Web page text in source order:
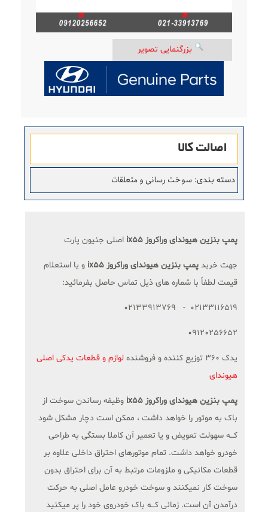
بزرگنمایی تصویر
اصالت کالا
دسته بندی: سوخت رسانی و متعلقات
پمپ بنزین هیوندای وراکروز ix55 اصلی جنیون پارت
جهت خرید پمپ بنزین هیوندای وراکروز ix55
و یا استعلام
قیمت لطفاً با شماره های ذیل تماس حاصل بفرمائید:
02133116519 - 02133913769
09120256652
یدک 360 توزیع کننده و فروشنده
لوازم و قطعات یدکی اصلی
هیوندای
پمپ بنزین هیوندای وراکروز ix55
وظیفه رساندن سوخت از
باک به موتور را خواهد داشت ، ممکن است دچار مشکل شود
کـــه سهولت تعویض و یا تعمیر آن کاملا بستگی به طراحی
خودرو خواهد داشت. تمام موتورهای احتراق داخلی علاوه بر
قطعات مکانیکی و ملزومات مرتبط به آن برای احتراق بدون
سوخت کار نمیکنند و سوخت خودرو عامل اصلی به حرکت
درآمدن آن است. زمانی کـــه باک خودروی خود را پر ميکنید